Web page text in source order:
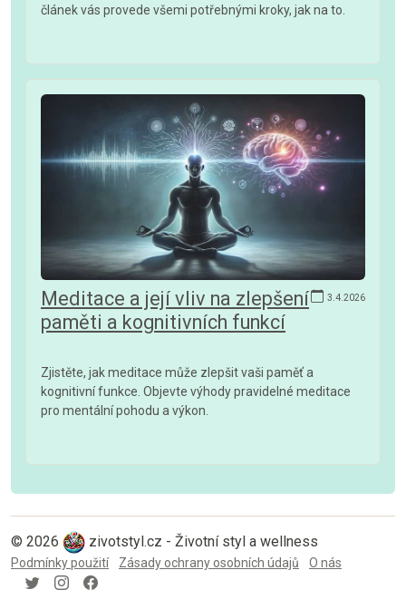
článek vás provede všemi potřebnými kroky, jak na to.
3.4.2026
Meditace a její vliv na zlepšení
paměti a kognitivních funkcí
Zjistěte, jak meditace může zlepšit vaši paměť a
kognitivní funkce. Objevte výhody pravidelné meditace
pro mentální pohodu a výkon.
© 2026 zivotstyl.cz - Životní styl a wellness
Podmínky použití Zásady ochrany osobních údajů O nás